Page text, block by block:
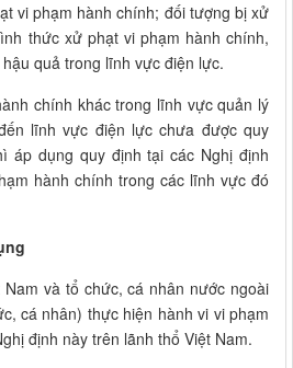
vi phạm hành chính; đối tượng bị xử
thức xử phạt vi phạm hành chính,
quả trong lĩnh vực điện lực.
chính khác trong lĩnh vực quản lý
lĩnh vực điện lực chưa được quy
áp dụng quy định tại các Nghị định
hành chính trong các lĩnh vực đó
và tổ chức, cá nhân nước ngoài
cá nhân) thực hiện hành vi vi phạm
định này trên lãnh thổ Việt Nam.